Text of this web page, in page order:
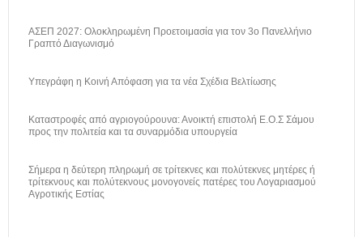
ΑΣΕΠ 2027: Ολοκληρωμένη Προετοιμασία για τον 3ο Πανελλήνιο
Γραπτό Διαγωνισμό
Υπεγράφη η Κοινή Απόφαση για τα νέα Σχέδια Βελτίωσης
Καταστροφές από αγριογούρουνα: Ανοικτή επιστολή Ε.Ο.Σ Σάμου
προς την πολιτεία και τα συναρμόδια υπουργεία
Σήμερα η δεύτερη πληρωμή σε τρίτεκνες και πολύτεκνες μητέρες ή
τρίτεκνους και πολύτεκνους μονογονείς πατέρες του Λογαριασμού
Αγροτικής Εστίας